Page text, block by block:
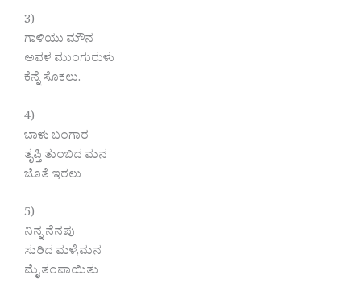
3)
ಗಾಳಿಯು ಮೌನ
ಅವಳ ಮುಂಗುರುಳು
ಕೆನ್ನೆ ಸೊಕಲು.
4)
ಬಾಳು ಬಂಗಾರ
ತೃಪ್ತಿ ತುಂಬಿದ ಮನ
ಜೊತೆ ಇರಲು
5)
ನಿನ್ನ ನೆನಪು
ಸುರಿದ ಮಳೆ,ಮನ
ಮೈ ತಂಪಾಯಿತು